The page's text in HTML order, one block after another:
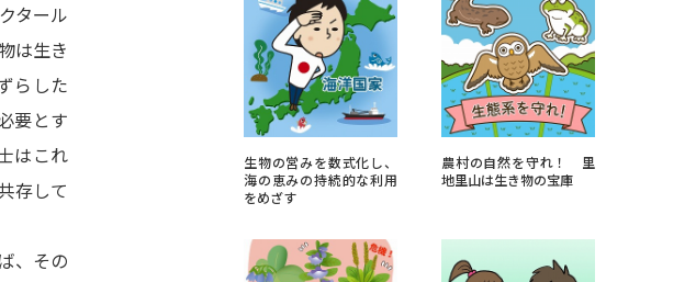
ンパスなどを調べる
パス検索
実施プログラムから探す
イベント特集
資料検索
タール
は生き
らした
要とす
はこれ
存して
、その
生物の営みを数式化し、
海の恵みの持続的な利用
をめざす
農村の自然を守れ！ 里
地里山は生き物の宝庫